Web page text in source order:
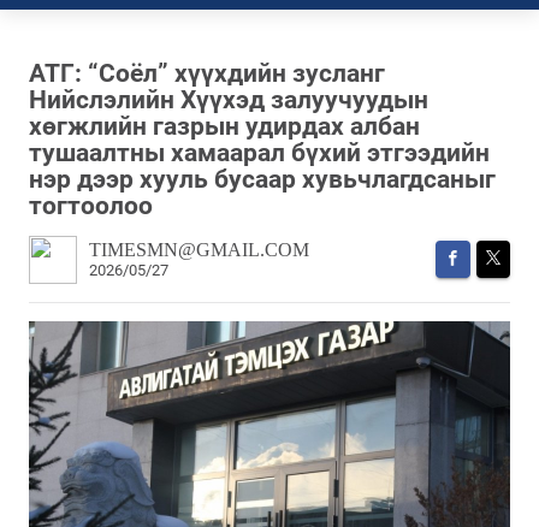
​АТГ: “Соёл” хүүхдийн зусланг
Нийслэлийн Хүүхэд залуучуудын
хөгжлийн газрын удирдах албан
тушаалтны хамаарал бүхий этгээдийн
нэр дээр хууль бусаар хувьчлагдсаныг
тогтоолоо
TIMESMN@GMAIL.COM
2026/05/27